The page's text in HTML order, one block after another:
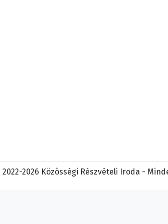
2026 Közösségi Részvételi Iroda -